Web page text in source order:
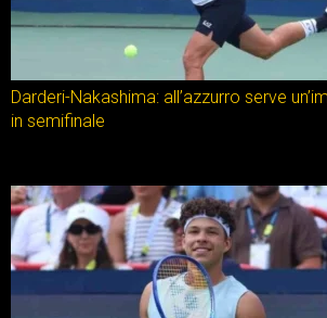
Darderi-Nakashima: all’azzurro serve
in semifinale